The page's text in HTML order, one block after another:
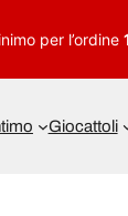
per l’ordine
Giocattoli